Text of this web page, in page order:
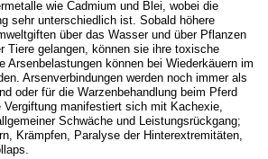
wie Cadmium und Blei, wobei die
sehr unterschiedlich ist. Sobald höhere
über das Wasser und über Pflanzen
Tiere gelangen, können sie ihre toxische
Arsenbelastungen können bei Wiederkäuern im
Arsenverbindungen werden noch immer als
oder für die Warzenbehandlung beim Pferd
manifestiert sich mit Kachexie,
Schwäche und Leistungsrückgang;
Krämpfen, Paralyse der Hinterextremitäten,